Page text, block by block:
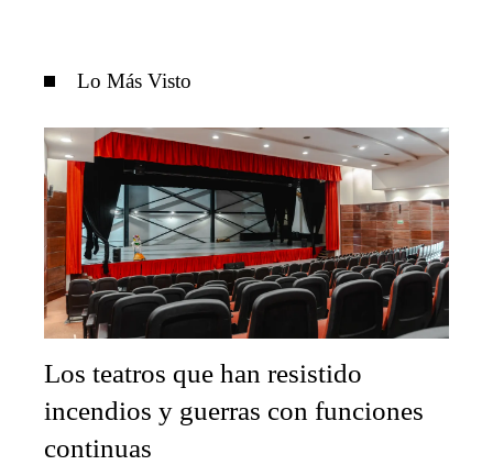
Lo Más Visto
Los teatros que han resistido
incendios y guerras con funciones
continuas